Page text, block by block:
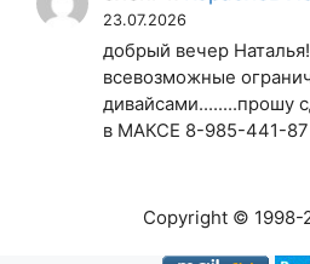
23.07.2026
добрый вечер
всевозможные
дивайсами........прошу
в МАКСЕ 8-985-441-87
Copyright © 1998-